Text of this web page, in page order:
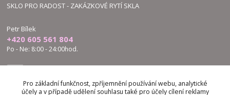
SKLO PRO RADOST - ZAKÁZKOVÉ RYTÍ SKLA
Petr Bílek
+420 605 561 804
Po - Ne: 8:00 - 24:00hod.
bilek.petr@skloproradost.cz
Pro základní funkčnost, zpříjemnění používání webu, analytické
účely a v případě udělení souhlasu také pro účely cílení reklamy